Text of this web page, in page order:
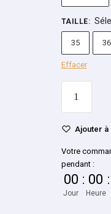
TAILLE:
35 36
Effacer
Ajouter
Votre
pendant :
00
Jour
: 00
Heure
: